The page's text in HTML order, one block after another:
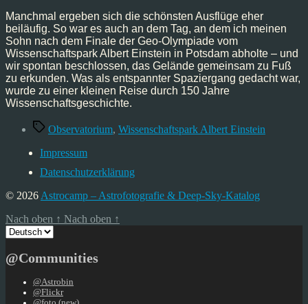
Manchmal ergeben sich die schönsten Ausflüge eher
beiläufig. So war es auch an dem Tag, an dem ich meinen
Sohn nach dem Finale der Geo-Olympiade vom
Wissenschaftspark Albert Einstein in Potsdam abholte – und
wir spontan beschlossen, das Gelände gemeinsam zu Fuß
zu erkunden. Was als entspannter Spaziergang gedacht war,
wurde zu einer kleinen Reise durch 150 Jahre
Wissenschaftsgeschichte.
Schlagwörter
Observatorium, Wissenschaftspark Albert Einstein
Impressum
Datenschutzerklärung
© 2026 Astrocamp – Astrofotografie & Deep-Sky-Katalog
Nach oben ↑ Nach oben ↑
Sprache
auswählen
@Communities
@Astrobin
@Flickr